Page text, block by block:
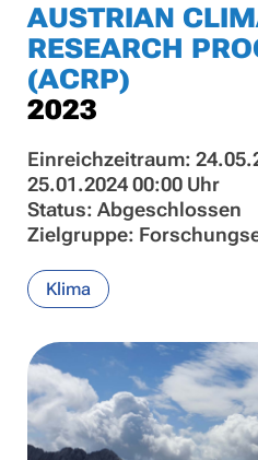
AUSTRIAN
RESEARCH
(ACRP)
2023
Einreichzeitraum:
25.01.2024 00:00 Uhr
Status: Abgeschlossen
Zielgruppe:
Klima